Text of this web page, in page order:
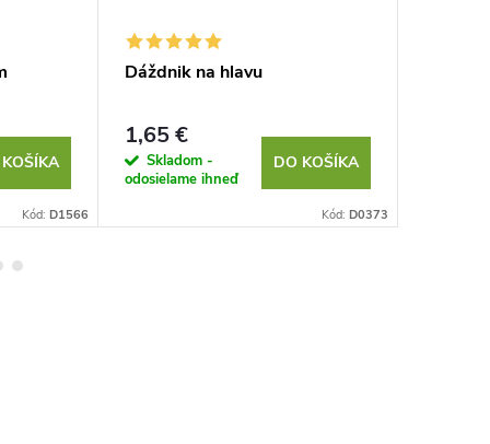
Kód: D1566
Dáždnik na hlavu
1,65 €
Skladom -
odosielame ihneď
DO KOŠÍKA
Kód: D0373